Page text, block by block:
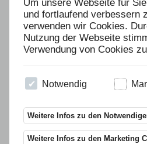
Um unsere Webseite für
und fortlaufend verbessern
verwenden wir Cookies.
Nutzung der Webseite
Verwendung von Cookies
Notwendig
Weitere Infos zu den
Weitere Infos zu den Marketing
für Ausgabe 61